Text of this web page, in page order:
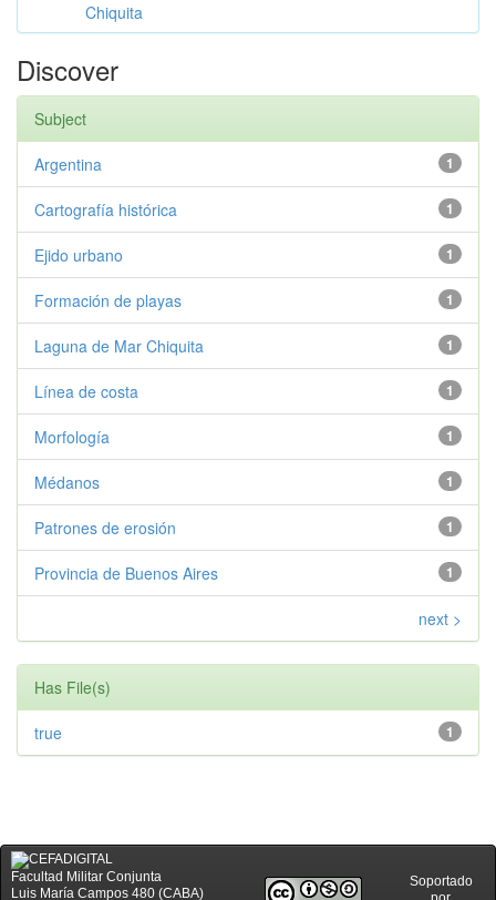
Chiquita
Discover
Subject
1
Argentina
1
Cartografía histórica
1
Ejido urbano
1
Formación de playas
1
Laguna de Mar Chiquita
1
Línea de costa
1
Morfología
1
Médanos
1
Patrones de erosión
1
Provincia de Buenos Aires
next >
Has File(s)
1
true
Facultad Militar Conjunta
Luis María Campos 480 (CABA)
Soportado